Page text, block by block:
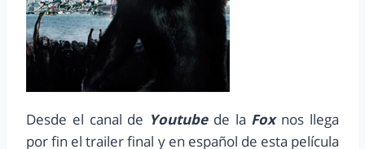
Desde el canal de Youtubede la Foxnos llega
por fin el trailer final y en español de esta película